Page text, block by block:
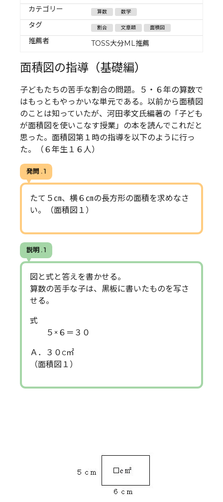
カテゴリー 算数 数学
タグ 割合 文章題 面積図
推薦者 TOSS大分ML推薦
面積図の指導（基礎編）
子どもたちの苦手な割合の問題。５・６年の算数で
はもっともやっかいな単元である。以前から面積図
のことは知っていたが、河田孝文氏編著の「子ども
が面積図を使いこなす授業」の本を読んでこれだと
思った。面積図第１時の指導を以下のように行っ
た。（６年生１６人）
発問 . 1
たて５㎝、横６㎝の長方形の面積を求めなさ
い。（面積図１）
説明 . 1
図と式と答えを書かせる。
算数の苦手な子は、黒板に書いたものを写さ
せる。
式
５×６＝３０
Ａ．３０c㎡
（面積図１）